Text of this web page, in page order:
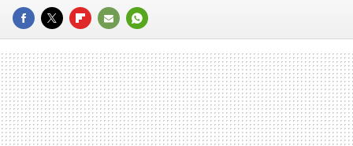
FACEBOOK
TWITTERFLIPBOARD
E-
MAIL
WHATSAPP